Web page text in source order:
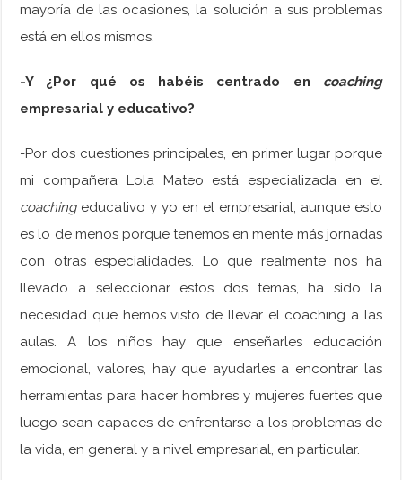
mayoría de las ocasiones, la solución a sus problemas
está en ellos mismos.
-Y ¿Por qué os habéis centrado en coaching
empresarial y educativo?
-Por dos cuestiones principales, en primer lugar porque
mi compañera Lola Mateo está especializada en el
coachingeducativo y yo en el empresarial, aunque esto
es lo de menos porque tenemos en mente más jornadas
con otras especialidades. Lo que realmente nos ha
llevado a seleccionar estos dos temas, ha sido la
necesidad que hemos visto de llevar el coaching a las
aulas. A los niños hay que enseñarles educación
emocional, valores, hay que ayudarles a encontrar las
herramientas para hacer hombres y mujeres fuertes que
luego sean capaces de enfrentarse a los problemas de
la vida, en general y a nivel empresarial, en particular.